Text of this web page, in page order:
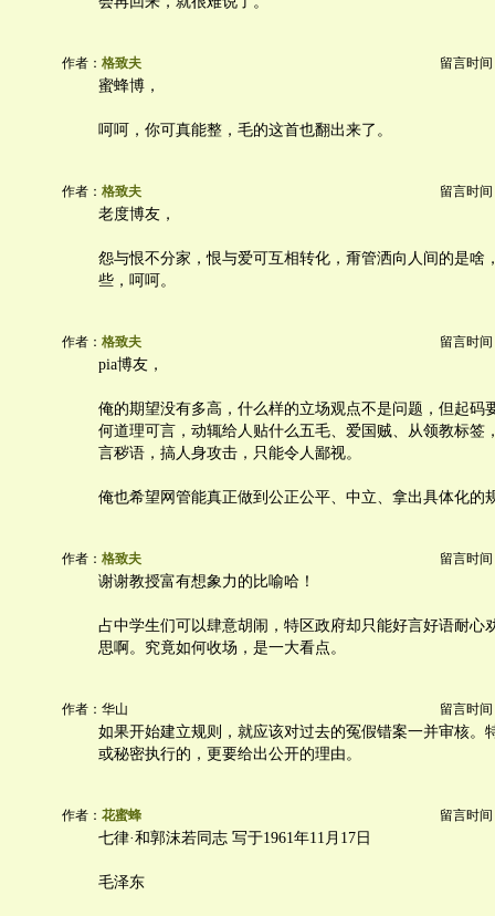
作者： 格致夫 留言时间
蜜蜂博，
呵呵，你可真能整，毛的这首也翻出来了。
作者： 格致夫 留言时间
老度博友，
怨与恨不分家，恨与爱可互相转化，甭管洒向人间的是啥
些，呵呵。
作者： 格致夫 留言时间
pia博友，
俺的期望没有多高，什么样的立场观点不是问题，但起码
何道理可言，动辄给人贴什么五毛、爱国贼、从领教标签
言秽语，搞人身攻击，只能令人鄙视。
俺也希望网管能真正做到公正公平、中立、拿出具体化的
作者： 格致夫 留言时间
谢谢教授富有想象力的比喻哈！
占中学生们可以肆意胡闹，特区政府却只能好言好语耐心
思啊。究竟如何收场，是一大看点。
作者：华山 留言时间
如果开始建立规则，就应该对过去的冤假错案一并审核。
或秘密执行的，更要给出公开的理由。
作者： 花蜜蜂 留言时间
七律·和郭沫若同志 写于1961年11月17日
毛泽东